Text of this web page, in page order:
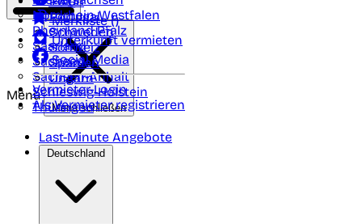
Nordrhein-Westfalen
Rheinland Pfalz
Saarland
Sachsen
Sachsen-Anhalt
Schleswig-Holstein
Thüringen
Portugal
Schweden
Schweiz
Spanien
Ungarn
Merkliste ()
Unterkunft vermieten
Social Media
Vermieter-Login
Als Vermieter registrieren
Menü
Menü schließen
Last-Minute Angebote
Deutschland